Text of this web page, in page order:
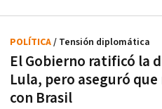
El Gobierno ratificó la
Lula, pero aseguró
con Brasil
POLÍTICA/ Tensión diplomática